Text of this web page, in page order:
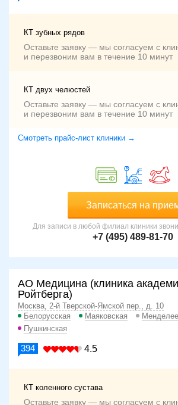
КТ зубных рядов
Оставьте заявку — мы согласуем с
и перезвоним вам в течение 10 минут
КТ двух челюстей
Оставьте заявку — мы согласуем с
и перезвоним вам в течение 10 минут
Смотреть прайс-лист клиники →
Записаться на
Для записи в любой филиал клиники
+7 (495) 489-81-70
АО Медицина (клиника
Ройтберга)
Москва, 2-й Тверской-Ямской пер., д. 10
Белорусская
Маяковская
Пушкинская
394 4.5
КТ коленного сустава
Оставьте заявку — мы согласуем с